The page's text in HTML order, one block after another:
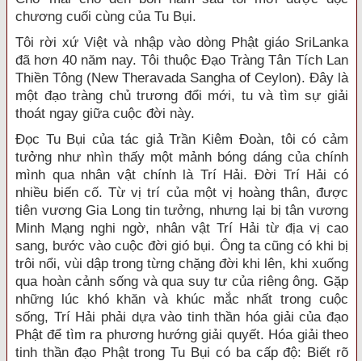
chương cuối cùng của Tu Bụi.
Tôi rời xứ Việt và nhập vào dòng Phật giáo SriLanka
đã hơn 40 năm nay. Tôi thuộc Đạo Tràng Tân Tích Lan
Thiền Tông (New Theravada Sangha of Ceylon). Đây là
một đạo tràng chủ trương đổi mới, tu và tìm sự giải
thoát ngay giữa cuộc đời này.
Đọc Tu Bụi của tác giả Trần Kiêm Đoàn, tôi có cảm
tưởng như nhìn thấy một mảnh bóng dáng của chính
mình qua nhân vật chính là Trí Hải. Đời Trí Hải có
nhiều biến cố. Từ vị trí của một vị hoàng thân, được
tiên vương Gia Long tin tưởng, nhưng lại bị tân vương
Minh Mạng nghi ngờ, nhân vật Trí Hải từ địa vị cao
sang, bước vào cuộc đời gió bụi. Ông ta cũng có khi bị
trôi nổi, vùi dập trong từng chặng đời khi lên, khi xuống
qua hoàn cảnh sống và qua suy tư của riêng ông. Gặp
những lúc khó khăn và khúc mắc nhất trong cuộc
sống, Trí Hải phải dựa vào tinh thần hóa giải của đạo
Phật để tìm ra phương hướng giải quyết. Hóa giải theo
tinh thần đạo Phật trong Tu Bụi có ba cấp độ: Biết rõ